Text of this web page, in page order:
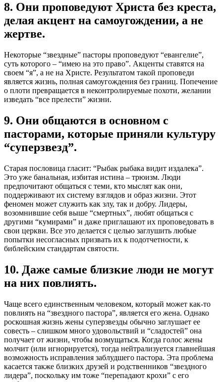
8. Они проповедуют Христа без креста,
делая акцент на самоугождении, а не
жертве.
Некоторые “звездные” пасторы проповедуют “евангелие”,
суть которого – “имею на это право”. Акценты ставятся на
своем “я”, а не на Христе. Результатом такой проповеди
является жизнь, полная самоугождения без границ. Попечение
о плоти превращается в неконтролируемые похоти, желании
изведать “все прелести” жизни.
9. Они общаются в основном с
пасторами, которые приняли культуру
“суперзвезд”.
Старая пословица гласит: “Рыбак рыбака видит издалека”.
Это уже банальная, избитая истина – трюизм. Люди
предпочитают общаться с теми, кто мыслят как они,
поддерживают их систему взглядов и образ жизни. Этот
феномен может служить как злу, так и добру. Лидеры,
возомнившие себя выше “смертных”, любят общаться с
другими “кумирами” и даже приглашают их проповедовать в
свои церкви. Все это делается с целью заглушить любые
попытки несогласных призвать их к подотчетности, к
библейским стандартам святости.
10. Даже самые близкие люди не могут
на них повлиять.
Чаще всего единственным человеком, который может как-то
повлиять на “звездного пастора”, является его жена. Однако
роскошная жизнь жены суперзвезды обычно заглушает ее
совесть – слишком много удовольствий и “сладостей” она
получает от жизни, чтобы возмущаться. Когда голос жены
молчит (или игнорируется), тогда нейтрализуется главнейшая
возможность исправления заблудшего пастора. Эта проблема
касается также близких друзей и родственников “звездного
лидера”, поскольку им тоже “перепадают крохи” с его